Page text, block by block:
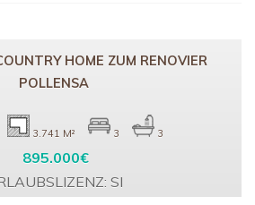
HOME ZUM RENOVIER
POLLENSA
3.741 M² 3 3
895.000€
SI